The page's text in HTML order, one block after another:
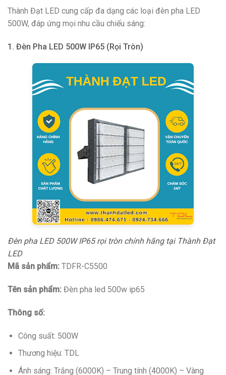
Thành Đạt LED cung cấp đa dạng các loại đèn pha LED
500W, đáp ứng mọi nhu cầu chiếu sáng:
1. Đèn Pha LED 500W IP65 (Rọi Tròn)
Đèn pha LED 500W IP65 rọi tròn chính hãng tại Thành Đạt
LED
Mã sản phẩm: TDFR-C5500
Tên sản phẩm: Đèn pha led 500w ip65
Thông số:
Công suất: 500W
Thương hiệu: TDL
Ánh sáng: Trắng (6000K) – Trung tính (4000K) – Vàng